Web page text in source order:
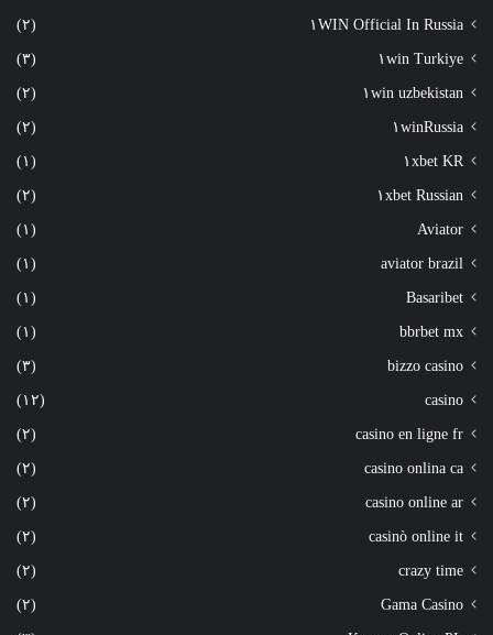
١WIN Official In Russia (٢)
١win Turkiye (٣)
١win uzbekistan (٢)
١winRussia (٢)
١xbet KR (١)
١xbet Russian (٢)
Aviator (١)
aviator brazil (١)
Basaribet (١)
bbrbet mx (١)
bizzo casino (٣)
casino (١٢)
casino en ligne fr (٢)
casino onlina ca (٢)
casino online ar (٢)
casinò online it (٢)
crazy time (٢)
Gama Casino (٢)